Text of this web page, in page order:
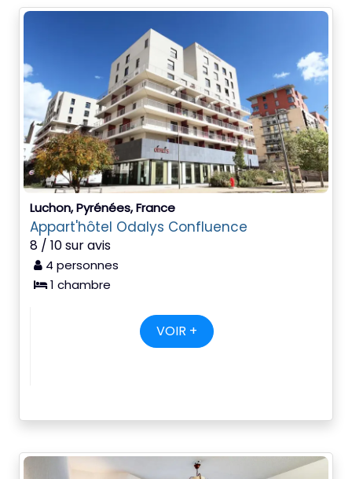
Luchon, Pyrénées, France
Appart'hôtel Odalys Confluence
8 / 10 sur avis
4 personnes
1 chambre
VOIR +